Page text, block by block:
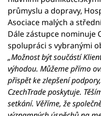
průmyslu a dopravy,
Asociace malých a
Dále zástupce nominuje
spolupráci s vybranými
„Možnost být součástí
výhodou. Můžeme přímo
přispět ke zlepšení
CzechTrade poskytuje.
setkání. Věříme, že